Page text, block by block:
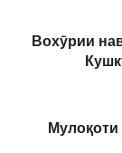
Вохӯрии